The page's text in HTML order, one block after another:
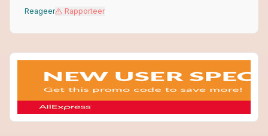
Reageer Rapporteer